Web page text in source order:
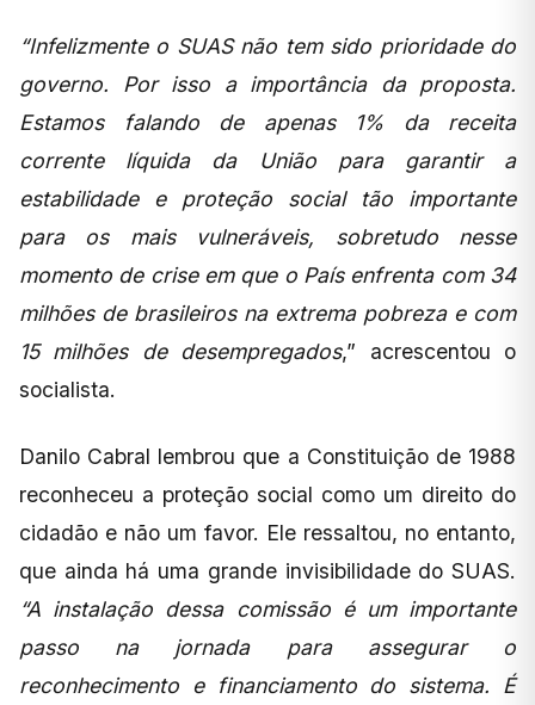
“Infelizmente o SUAS não tem sido prioridade do
governo. Por isso a importância da proposta.
Estamos falando de apenas 1% da receita
corrente líquida da União para garantir a
estabilidade e proteção social tão importante
para os mais vulneráveis, sobretudo nesse
momento de crise em que o País enfrenta com 34
milhões de brasileiros na extrema pobreza e com
15 milhões de desempregados,” acrescentou o
socialista.
Danilo Cabral lembrou que a Constituição de 1988
reconheceu a proteção social como um direito do
cidadão e não um favor. Ele ressaltou, no entanto,
que ainda há uma grande invisibilidade do SUAS.
“A instalação dessa comissão é um importante
passo na jornada para assegurar o
reconhecimento e financiamento do sistema. É